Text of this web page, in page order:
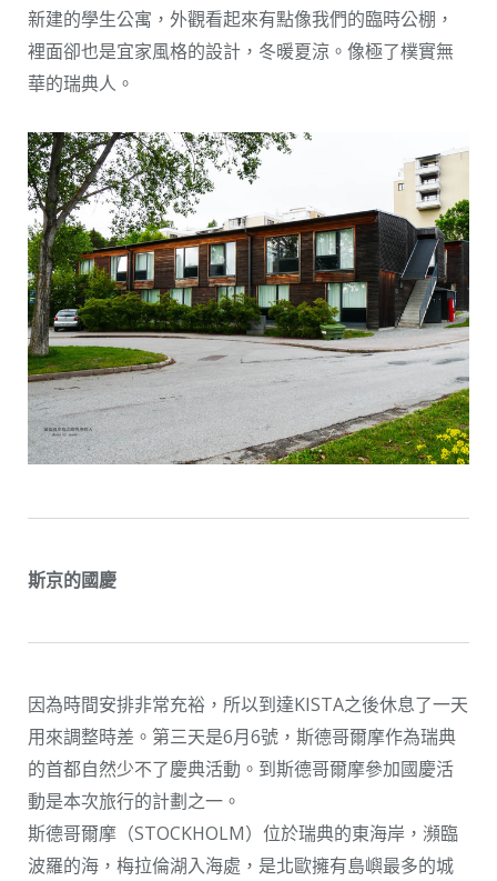
新建的學生公寓，外觀看起來有點像我們的臨時公棚，
裡面卻也是宜家風格的設計，冬暖夏涼。像極了樸實無
華的瑞典人。
斯京的國慶
因為時間安排非常充裕，所以到達KISTA之後休息了一天
用來調整時差。第三天是6月6號，斯德哥爾摩作為瑞典
的首都自然少不了慶典活動。到斯德哥爾摩參加國慶活
動是本次旅行的計劃之一。
斯德哥爾摩（STOCKHOLM）位於瑞典的東海岸，瀕臨
波羅的海，梅拉倫湖入海處，是北歐擁有島嶼最多的城